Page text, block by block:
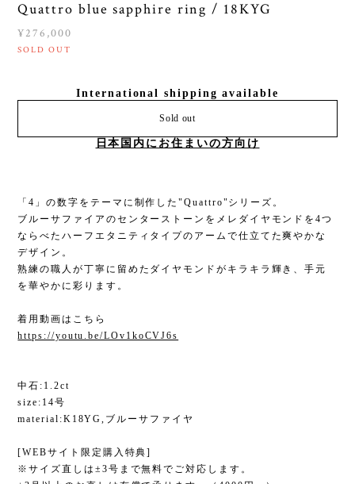
Quattro blue sapphire ring / 18KYG
¥276,000
SOLD OUT
International shipping available
Sold out
日本国内にお住まいの方向け
「4」の数字をテーマに制作した"Quattro"シリーズ。
ブルーサファイアのセンターストーンをメレダイヤモンドを4つ
ならべたハーフエタニティタイプのアームで仕立てた爽やかな
デザイン。
熟練の職人が丁寧に留めたダイヤモンドがキラキラ輝き、手元
を華やかに彩ります。
着用動画はこちら
https://youtu.be/LOv1koCVJ6s
中石:1.2ct
size:14号
material:K18YG,ブルーサファイヤ
[WEBサイト限定購入特典]
※サイズ直しは±3号まで無料でご対応します。